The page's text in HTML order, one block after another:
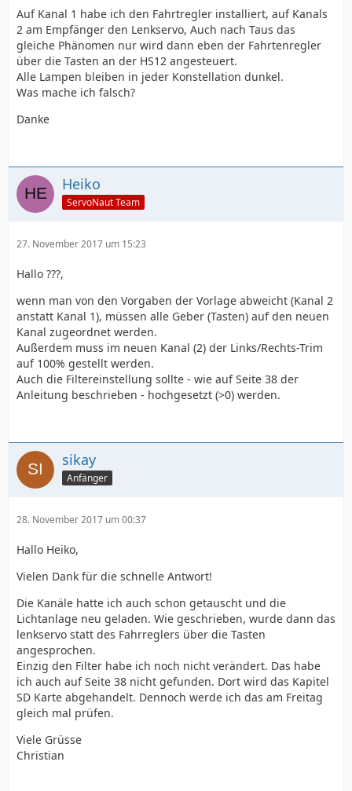
Auf Kanal 1 habe ich den Fahrtregler installiert, auf Kanals
2 am Empfänger den Lenkservo, Auch nach Taus das
gleiche Phänomen nur wird dann eben der Fahrtenregler
über die Tasten an der HS12 angesteuert.
Alle Lampen bleiben in jeder Konstellation dunkel.
Was mache ich falsch?
Danke
Heiko
ServoNaut Team
27. November 2017 um 15:23
Hallo ???,
wenn man von den Vorgaben der Vorlage abweicht (Kanal 2
anstatt Kanal 1), müssen alle Geber (Tasten) auf den neuen
Kanal zugeordnet werden.
Außerdem muss im neuen Kanal (2) der Links/Rechts-Trim
auf 100% gestellt werden.
Auch die Filtereinstellung sollte - wie auf Seite 38 der
Anleitung beschrieben - hochgesetzt (>0) werden.
sikay
Anfänger
28. November 2017 um 00:37
Hallo Heiko,
Vielen Dank für die schnelle Antwort!
Die Kanäle hatte ich auch schon getauscht und die
Lichtanlage neu geladen. Wie geschrieben, wurde dann das
lenkservo statt des Fahrreglers über die Tasten
angesprochen.
Einzig den Filter habe ich noch nicht verändert. Das habe
ich auch auf Seite 38 nicht gefunden. Dort wird das Kapitel
SD Karte abgehandelt. Dennoch werde ich das am Freitag
gleich mal prüfen.
Viele Grüsse
Christian